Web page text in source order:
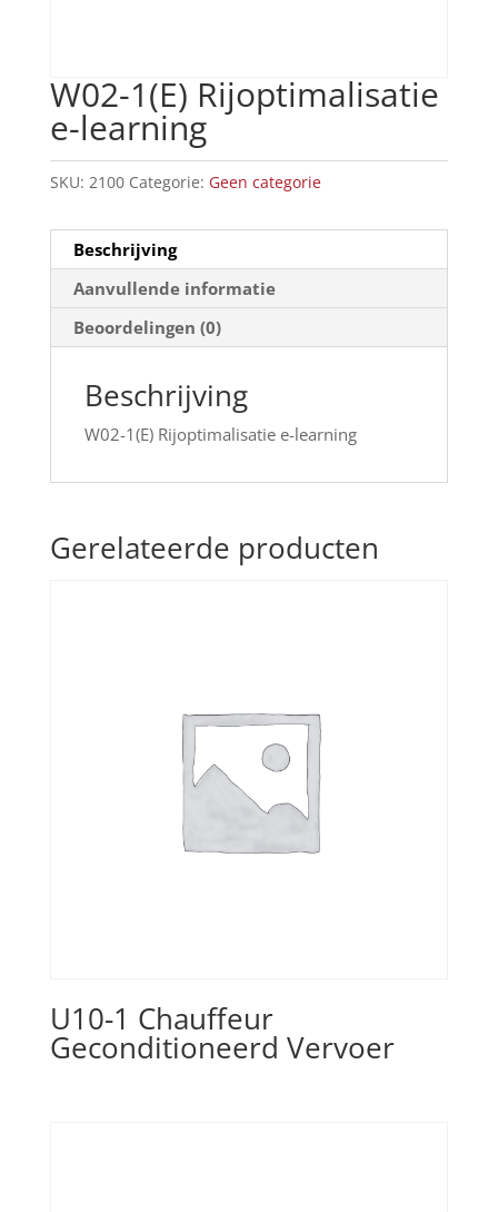
W02-1(E) Rijoptimalisatie
e-learning
SKU: 2100 Categorie: Geen categorie
Beschrijving
Aanvullende informatie
Beoordelingen (0)
Beschrijving
W02-1(E) Rijoptimalisatie e-learning
Gerelateerde producten
U10-1 Chauffeur
Geconditioneerd Vervoer